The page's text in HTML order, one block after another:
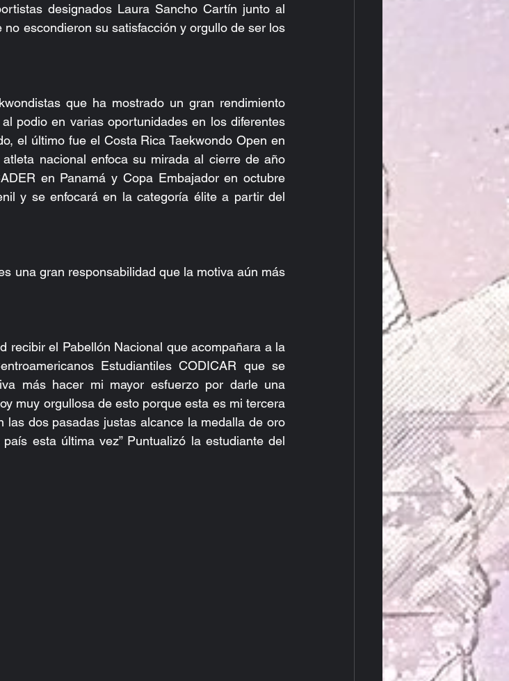
designados Laura Sancho Cartín junto al
escondieron su satisfacción y orgullo de ser los
que ha mostrado un gran rendimiento
podio en varias oportunidades en los diferentes
el último fue el Costa Rica Taekwondo Open en
nacional enfoca su mirada al cierre de año
en Panamá y Copa Embajador en octubre
y se enfocará en la categoría élite a partir del
una gran responsabilidad que la motiva aún más
recibir el Pabellón Nacional que acompañara a la
Estudiantiles CODICAR que se
más hacer mi mayor esfuerzo por darle una
muy orgullosa de esto porque esta es mi tercera
dos pasadas justas alcance la medalla de oro
esta última vez” Puntualizó la estudiante del